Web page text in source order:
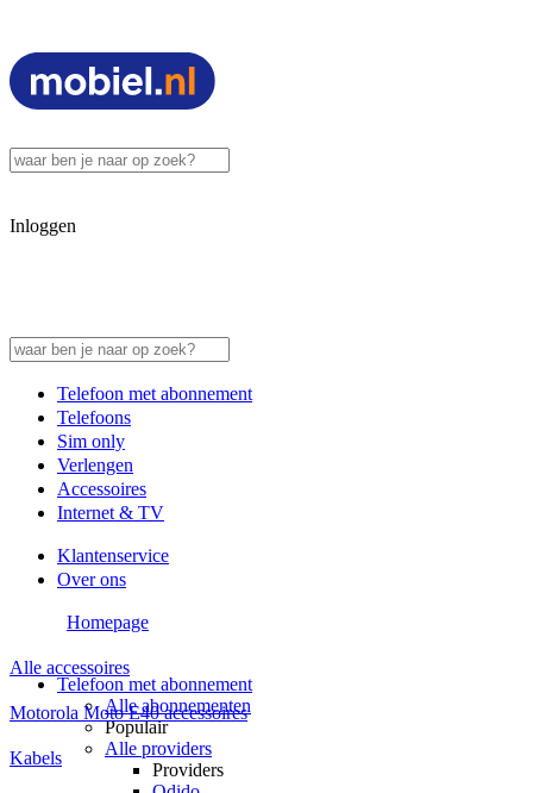
Inloggen
Telefoon met abonnement
Telefoons
Sim only
Verlengen
Accessoires
Internet & TV
Klantenservice
Over ons
Telefoon met abonnement
Alle abonnementen
Populair
Alle providers
Providers
Homepage
Alle accessoires
Motorola Moto E40 accessoires
Kabels